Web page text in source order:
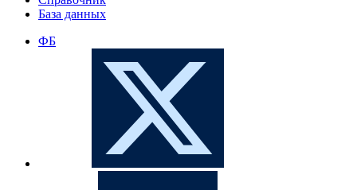
База данных
ФБ